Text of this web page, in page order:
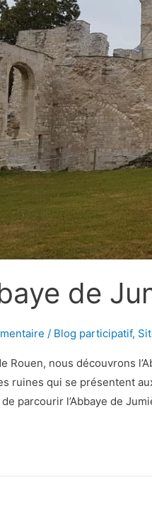
de
/ Blog participatif,
Rouen, nous découvrons
ruines qui se présentent
parcourir l’Abbaye de